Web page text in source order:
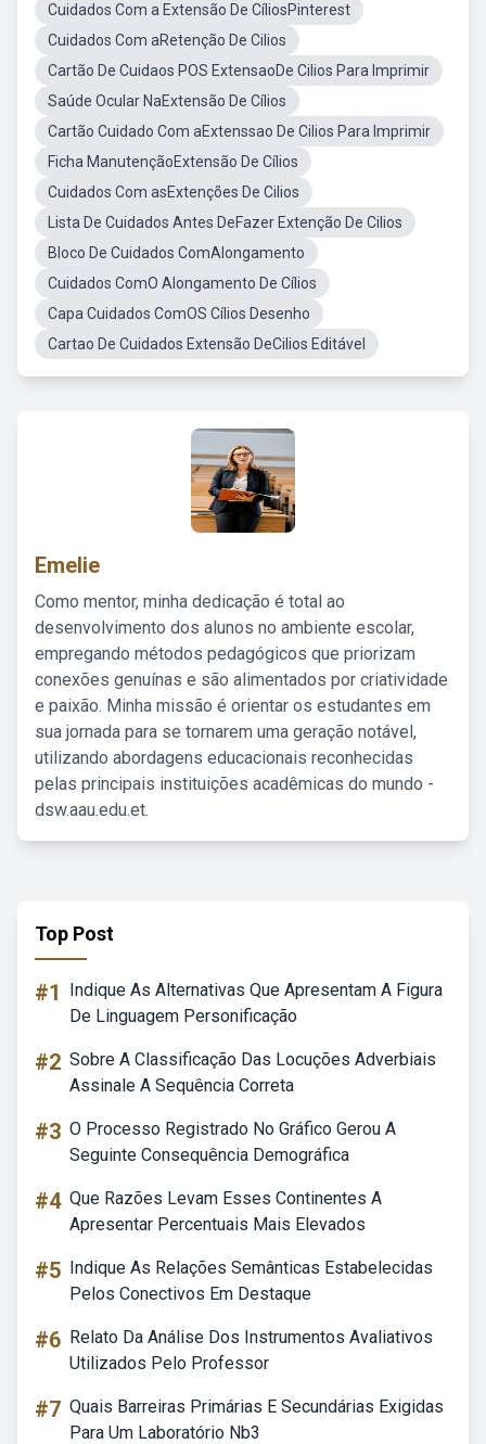
Cuidados Com a Extensão De CíliosPinterest
Cuidados Com aRetenção De Cilios
Cartão De Cuidaos POS ExtensaoDe Cilios Para Imprimir
Saúde Ocular NaExtensão De Cílios
Cartão Cuidado Com aExtenssao De Cilios Para Imprimir
Ficha ManutençãoExtensão De Cílios
Cuidados Com asExtenções De Cilios
Lista De Cuidados Antes DeFazer Extenção De Cilios
Bloco De Cuidados ComAlongamento
Cuidados ComO Alongamento De Cílios
Capa Cuidados ComOS Cílios Desenho
Cartao De Cuidados Extensão DeCilios Editável
Emelie
Como mentor, minha dedicação é total ao
desenvolvimento dos alunos no ambiente escolar,
empregando métodos pedagógicos que priorizam
conexões genuínas e são alimentados por criatividade
e paixão. Minha missão é orientar os estudantes em
sua jornada para se tornarem uma geração notável,
utilizando abordagens educacionais reconhecidas
pelas principais instituições acadêmicas do mundo -
dsw.aau.edu.et.
Top Post
#1
Indique As Alternativas Que Apresentam A Figura
De Linguagem Personificação
#2 Sobre A Classificação Das Locuções Adverbiais
Assinale A Sequência Correta
#3 O Processo Registrado No Gráfico Gerou A
Seguinte Consequência Demográfica
#4 Que Razões Levam Esses Continentes A
Apresentar Percentuais Mais Elevados
#5 Indique As Relações Semânticas Estabelecidas
Pelos Conectivos Em Destaque
#6 Relato Da Análise Dos Instrumentos Avaliativos
Utilizados Pelo Professor
#7 Quais Barreiras Primárias E Secundárias Exigidas
Para Um Laboratório Nb3